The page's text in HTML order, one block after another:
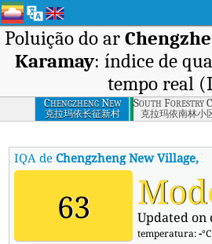
Poluição do ar
Karamay: índice de
tempo real
Chengzheng New
Village, Karamay
克拉玛依长征新村
South Forestry
克拉玛依南林小
IQA deChengzheng New Village,
63 Updated
temperatura:-°C